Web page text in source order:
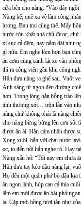
cửa bên cho nàng: “Vào đây ngồi
Nàng kể, quê xa về làm công
lương. Bạn trai cũng thế. Mấy
nước còn khất nhà chủ được,
xì sục cả đêm, nay nằm dài như
gì nữa. Em nghe lỏm bọn bạn
ăn cơm cùng cánh lái xe văn
thì ra công viên gần khu công
Hắn đưa nàng ra ghế sau. Vuốt
Ánh sáng từ ngọn đèn đường
hơn. Trong lòng hắn bỗng trào
tình thương xót… trộn lẫn vào
nàng chứ không phải là nàng
cho nàng bừng bừng lên cơn sốt
được ân ái. Hắn cảm nhận được
Xong xuôi, hắn với chai nước
ọc, to đến nỗi hắn nghe rõ. Hay
Nàng xấu hổ: “Tối nay em chưa
Hắn đưa tay kéo đầu nàng lại,
Họ đến một quán phở bò đầu kia
ăn ngon lành, húp cạn cả thìa
lắm em mới được ăn bát phở
lạ. Cặp môi hồng tươi tắn như